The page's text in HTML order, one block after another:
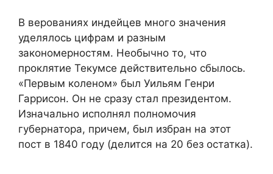
В верованиях индейцев много значения
уделялось цифрам и разным
закономерностям. Необычно то, что
проклятие Текумсе действительно сбылось.
«Первым коленом» был Уильям Генри
Гаррисон. Он не сразу стал президентом.
Изначально исполнял полномочия
губернатора, причем, был избран на этот
пост в 1840 году (делится на 20 без остатка).